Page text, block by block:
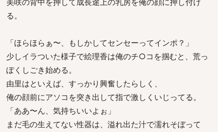
る。
「ほらほらぁ〜、もしかしてセンセーってインポ？」
少しイラついた様子で絵理香は俺のチ○コを掴むと、荒っ
ぽくしごき始める。
由里はといえば、すっかり興奮したらしく、
俺の顔前にアソコを突き出して指で激しくいじってる。
「ああ〜ん、気持ちいいよぉ」
まだ毛の生えてない性器は、溢れ出た汁で濡れそぼって